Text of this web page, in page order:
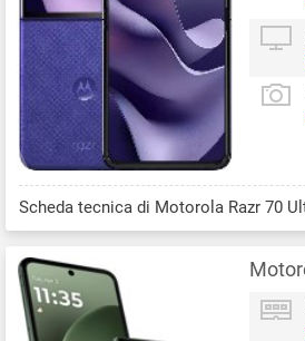
Scheda tecnica di Motorola Razr 70